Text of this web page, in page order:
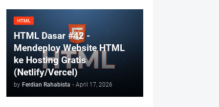
HTML
HTML Dasar #42 -
Mendeploy Website HTML
ke Hosting Gratis
(Netlify/Vercel)
by Ferdian Rahabista - April 17, 2026